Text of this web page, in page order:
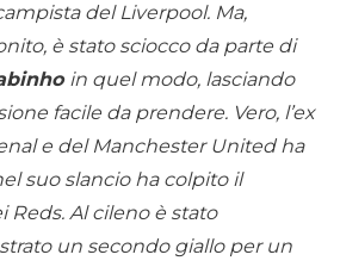
del Liverpool. Ma,
è stato sciocco da parte di
in quel modo, lasciando
facile da prendere. Vero, l’ex
e del Manchester United ha
suo slancio ha colpito il
Al cileno è stato
un secondo giallo per un